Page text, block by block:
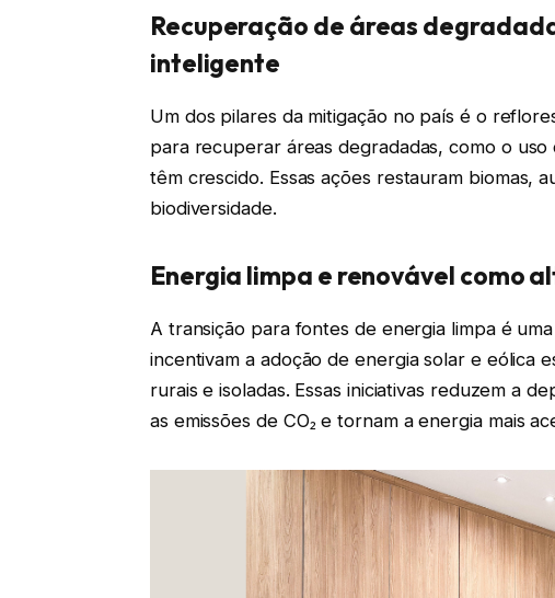
Recuperação de áreas
inteligente
Um dos pilares da mitigação no país é o
para recuperar áreas degradadas, como o
têm crescido. Essas ações restauram biomas,
biodiversidade.
Energia limpa e renovável como
A transição para fontes de energia limpa é
incentivam a adoção de energia solar e eólica
rurais e isoladas. Essas iniciativas reduzem a
as emissões de CO₂ e tornam a energia mais